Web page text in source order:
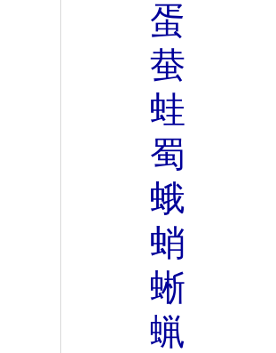
蛋
蛬
蛙
蜀
蛾
蛸
蜥
蝋